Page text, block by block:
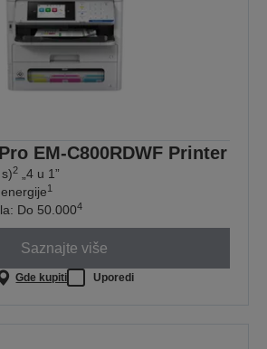
EM-C800RDWF Printer
2 „4 u 1”
1
Do 50.0004
Saznajte više
Gde kupiti Uporedi